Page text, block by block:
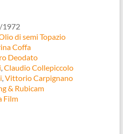
di semi Topazio
Coffa
Deodato
,Claudio Collepiccolo
,Vittorio Carpignano
& Rubicam
Film